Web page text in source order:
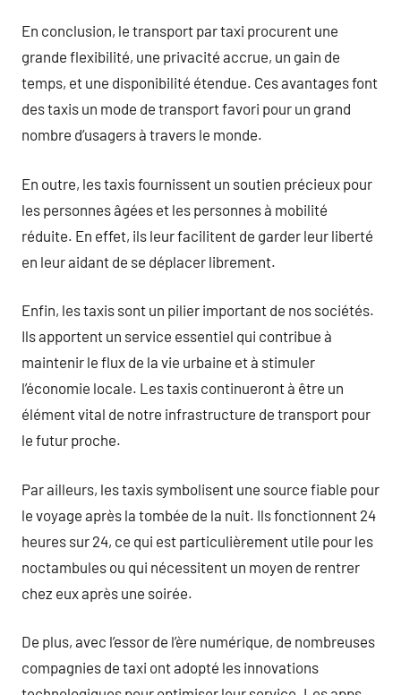
En conclusion, le transport par taxi procurent une
grande flexibilité, une privacité accrue, un gain de
temps, et une disponibilité étendue. Ces avantages font
des taxis un mode de transport favori pour un grand
nombre d’usagers à travers le monde.
En outre, les taxis fournissent un soutien précieux pour
les personnes âgées et les personnes à mobilité
réduite. En effet, ils leur facilitent de garder leur liberté
en leur aidant de se déplacer librement.
Enfin, les taxis sont un pilier important de nos sociétés.
Ils apportent un service essentiel qui contribue à
maintenir le flux de la vie urbaine et à stimuler
l’économie locale. Les taxis continueront à être un
élément vital de notre infrastructure de transport pour
le futur proche.
Par ailleurs, les taxis symbolisent une source fiable pour
le voyage après la tombée de la nuit. Ils fonctionnent 24
heures sur 24, ce qui est particulièrement utile pour les
noctambules ou qui nécessitent un moyen de rentrer
chez eux après une soirée.
De plus, avec l’essor de l’ère numérique, de nombreuses
compagnies de taxi ont adopté les innovations